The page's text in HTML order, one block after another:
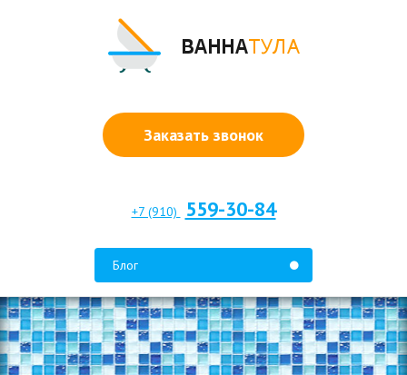
Заказать звонок
+7 (910) 559-30-84
Блог